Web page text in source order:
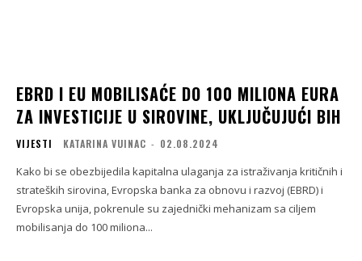
EBRD I EU MOBILISAĆE DO 100 MILIONA EURA
ZA INVESTICIJE U SIROVINE, UKLJUČUJUĆI BIH
VIJESTI KATARINA VUINAC - 02.08.2024
Kako bi se obezbijedila kapitalna ulaganja za istraživanja kritičnih i
strateških sirovina, Evropska banka za obnovu i razvoj (EBRD) i
Evropska unija, pokrenule su zajednički mehanizam sa ciljem
mobilisanja do 100 miliona...